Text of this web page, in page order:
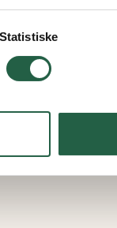
Statistiske